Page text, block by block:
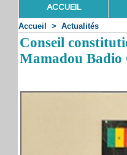
ACCUEIL
Accueil > Actualités
Conseil
Mamadou Badio